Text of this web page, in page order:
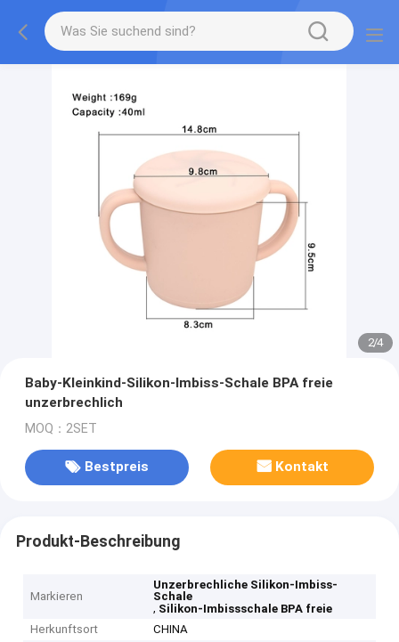
2/4
Baby-Kleinkind-Silikon-Imbiss-Schale BPA freie
unzerbrechlich
MOQ：2SET
Bestpreis Kontakt
Produkt-Beschreibung
Markieren
Unzerbrechliche Silikon-Imbiss-
Schale
, Silikon-Imbissschale BPA freie
Herkunftsort
CHINA